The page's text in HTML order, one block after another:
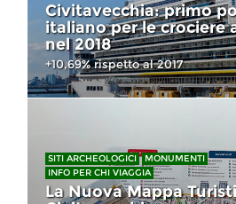
Civitavecchia: primo
italiano per le crociere
nel 2018
+10,69% rispetto al 2017
SITI ARCHEOLOGICI
MONUMENTI
INFO PER CHI VIAGGIA
La Nuova Mappa